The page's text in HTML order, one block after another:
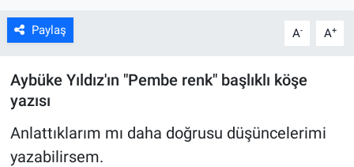
Paylaş A- A+
Aybüke Yıldız'ın "Pembe renk" başlıklı köşe
yazısı
Anlattıklarım mı daha doğrusu düşüncelerimi
yazabilirsem.